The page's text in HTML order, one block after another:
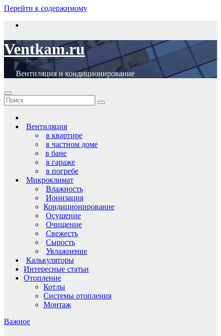
Перейти к содержимому
Ventkam.ru
Вентиляция и кондиционирование
Вентиляция
в квартире
в частном доме
в бане
в гараже
в погребе
Микроклимат
Влажность
Ионизация
Кондиционирование
Осушение
Очищение
Свежесть
Сырость
Увлажнение
Калькуляторы
Интересные статьи
Отопление
Котлы
Системы отопления
Монтаж
Важное